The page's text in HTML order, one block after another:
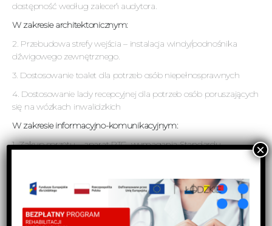
dostępność według zaleceń audytora.
W zakresie architektonicznym:
2. Przebudowa strefy wejścia – instalacja windy/podnośnika
dźwigowego zewnętrznego.
3. Dostosowanie toalet dla potrzeb osób niepełnosprawnych
4. Dostosowanie lady recepcyjnej dla potrzeb osób poruszających
się na wózkach inwalidzkich
W zakresie informacyjno-komunikacyjnym:
1. Zakup sprzętu – aparat RTG. wymagania Standardu
Grupa docelowa:pacjenci placówki, którzy korzystają
Cel Przedsięwzięcia:celem przedsięwzięcia realizowanego